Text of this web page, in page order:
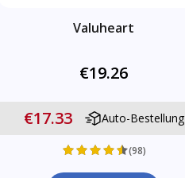
Valuheart
€19.26
€17.33 Auto-Bestellung
(98)